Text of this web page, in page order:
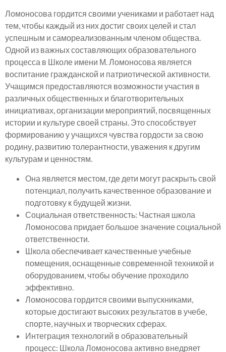
Ломоносова гордится своими учениками и работает над
тем, чтобы каждый из них достиг своих целей и стал
успешным и самореализованным членом общества.
Одной из важных составляющих образовательного
процесса в Школе имени М. Ломоносова является
воспитание гражданской и патриотической активности.
Учащимся предоставляются возможности участия в
различных общественных и благотворительных
инициативах, организации мероприятий, посвященных
истории и культуре своей страны. Это способствует
формированию у учащихся чувства гордости за свою
родину, развитию толерантности, уважения к другим
культурам и ценностям.
Она является местом, где дети могут раскрыть свой
потенциал, получить качественное образование и
подготовку к будущей жизни.
Социальная ответственность: Частная школа
Ломоносова придает большое значение социальной
ответственности.
Школа обеспечивает качественные учебные
помещения, оснащенные современной техникой и
оборудованием, чтобы обучение проходило
эффективно.
Ломоносова гордится своими выпускниками,
которые достигают высоких результатов в учебе,
спорте, научных и творческих сферах.
Интеграция технологий в образовательный
процесс: Школа Ломоносова активно внедряет